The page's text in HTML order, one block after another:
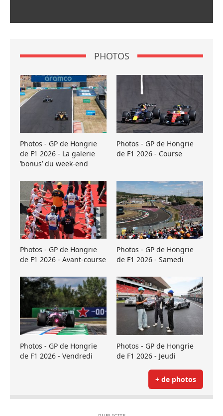
PHOTOS
Photos - GP de Hongrie
de F1 2026 - La galerie
’bonus’ du week-end
Photos - GP de Hongrie
de F1 2026 - Course
Photos - GP de Hongrie
de F1 2026 - Avant-course
Photos - GP de Hongrie
de F1 2026 - Samedi
Photos - GP de Hongrie
de F1 2026 - Vendredi
Photos - GP de Hongrie
de F1 2026 - Jeudi
+ de photos